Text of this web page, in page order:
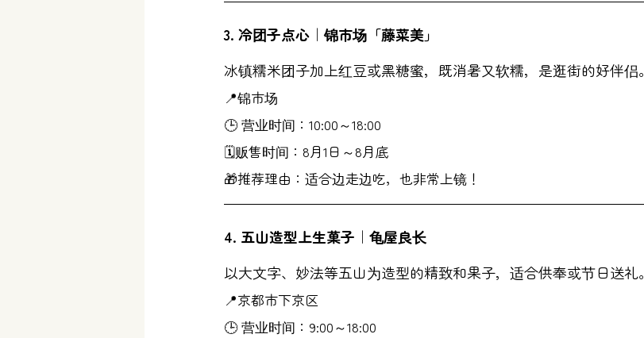
3. 冷团子点心｜锦市场「藤菜美」
冰镇糯米团子加上红豆或黑糖蜜，既消暑又软糯，是逛街的好伴侣。
📍锦市场
🕒 营业时间：10:00～18:00
🗓贩售时间：8月1日～8月底
🎁推荐理由：适合边走边吃，也非常上镜！
4. 五山造型上生菓子｜龟屋良长
以大文字、妙法等五山为造型的精致和果子，适合供奉或节日送礼。
📍京都市下京区
🕒 营业时间：9:00～18:00